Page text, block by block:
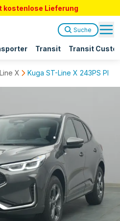
kostenlose Lieferung
Transit Transit
Suche
X Kuga ST-Line X 243PS